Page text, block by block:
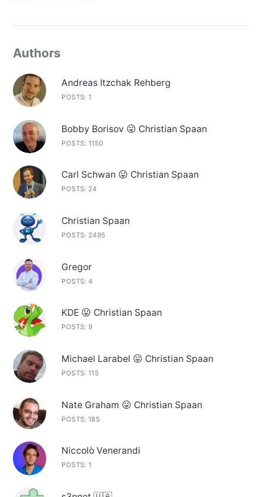
Authors
Andreas Itzchak Rehberg
POSTS: 1
Bobby Borisov 😛 Christian Spaan
POSTS: 1150
Carl Schwan 😛 Christian Spaan
POSTS: 24
Christian Spaan
POSTS: 2495
Gregor
POSTS: 4
KDE 😛 Christian Spaan
POSTS: 9
Michael Larabel 😛 Christian Spaan
POSTS: 115
Nate Graham 😛 Christian Spaan
POSTS: 185
Niccolò Venerandi
POSTS: 1